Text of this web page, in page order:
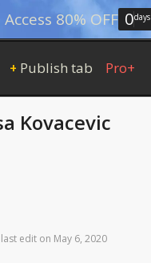
80% OFF 0days
+ Publish tab Pro+
Kovacevic
last edit on May 6, 2020